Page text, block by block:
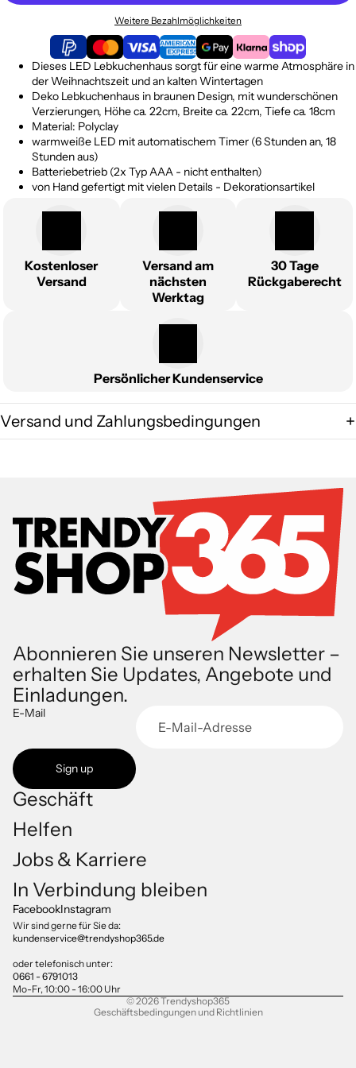
Weitere Bezahlmöglichkeiten
Dieses LED Lebkuchenhaus sorgt für eine warme Atmosphäre in
der Weihnachtszeit und an kalten Wintertagen
Deko Lebkuchenhaus in braunen Design, mit wunderschönen
Verzierungen, Höhe ca. 22cm, Breite ca. 22cm, Tiefe ca. 18cm
Material: Polyclay
warmweiße LED mit automatischem Timer (6 Stunden an, 18
Stunden aus)
Batteriebetrieb (2x Typ AAA - nicht enthalten)
von Hand gefertigt mit vielen Details - Dekorationsartikel
Kostenloser
Versand
Versand am
nächsten
Werktag
30 Tage
Rückgaberecht
Persönlicher Kundenservice
Versand und Zahlungsbedingungen
Abonnieren Sie unseren Newsletter –
erhalten Sie Updates, Angebote und
Einladungen.
E-Mail
Sign up
Geschäft
Helfen
Jobs & Karriere
In Verbindung bleiben
FacebookInstagram
Wir sind gerne für Sie da:
kundenservice@trendyshop365.de
oder telefonisch unter:
0661 - 6791013
Mo-Fr, 10:00 - 16:00 Uhr
© 2026Trendyshop365
Geschäftsbedingungen und Richtlinien
Impressum
Versand
AGB
Kontaktinformationen
Widerrufsrecht